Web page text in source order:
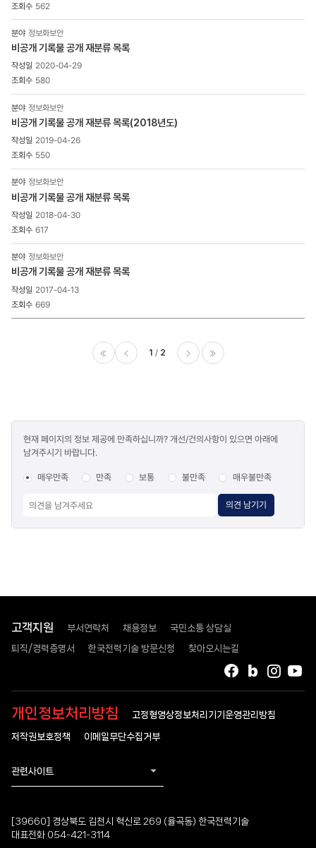
562
정보화보안
비공개 기록물 공개 재분류 목록
2020-04-29
580
정보화보안
비공개 기록물 공개 재분류 목록(2018년도)
2019-04-26
550
정보화보안
비공개 기록물 공개 재분류 목록
2018-04-30
617
정보화보안
비공개 기록물 공개 재분류 목록
2017-04-13
669
1 2
만족도
조사
현재 페이지의 정보 제공에 만족하십니까? 개선/건의사항이 있으면 아래에
남겨주시기 바랍니다.
매우만족 만족 보통 불만족 매우불만족
의견 남기기
고객지원 부서연락처 채용정보 국민소통 상담실
퇴직/경력증명서 한국전력기술 방문신청 찾아오시는길
인스
블로그
페이스북
개인정보처리방침 고정형영상정보처리기기운영관리방침
저작권보호정책 이메일무단수집거부
관련사이트
[39660] 경상북도 김천시 혁신로 269 (율곡동) 한국전력기술
대표전화 054-421-3114